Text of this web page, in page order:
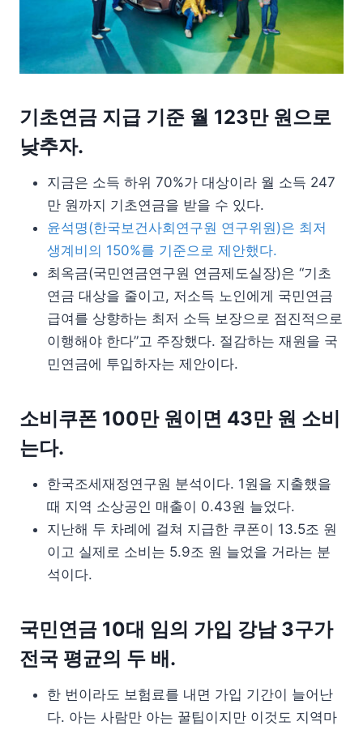
기초연금 지급 기준 월 123만 원으로
낮추자.
지금은 소득 하위 70%가 대상이라 월 소득 247
만 원까지 기초연금을 받을 수 있다.
윤석명(한국보건사회연구원 연구위원)은 최저
생계비의 150%를 기준으로 제안했다.
최옥금(국민연금연구원 연금제도실장)은 “기초
연금 대상을 줄이고, 저소득 노인에게 국민연금
급여를 상향하는 최저 소득 보장으로 점진적으로
이행해야 한다”고 주장했다. 절감하는 재원을 국
민연금에 투입하자는 제안이다.
소비쿠폰 100만 원이면 43만 원 소비
는다.
한국조세재정연구원 분석이다. 1원을 지출했을
때 지역 소상공인 매출이 0.43원 늘었다.
지난해 두 차례에 걸쳐 지급한 쿠폰이 13.5조 원
이고 실제로 소비는 5.9조 원 늘었을 거라는 분
석이다.
국민연금 10대 임의 가입 강남 3구가
전국 평균의 두 배.
한 번이라도 보험료를 내면 가입 기간이 늘어난
다. 아는 사람만 아는 꿀팁이지만 이것도 지역마